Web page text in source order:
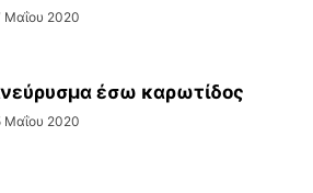
Μαΐου 2020
έσω καρωτίδος
Μαΐου 2020